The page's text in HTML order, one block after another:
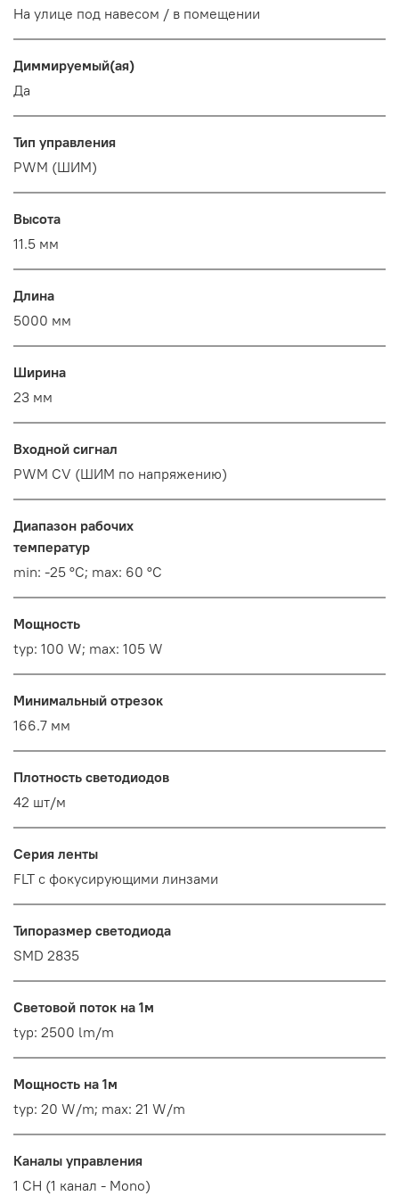
На улице под навесом / в помещении
Диммируемый(ая)
Да
Тип управления
PWM (ШИМ)
Высота
11.5 мм
Длина
5000 мм
Ширина
23 мм
Входной сигнал
PWM СV (ШИМ по напряжению)
Диапазон рабочих
температур
min: -25 °C; max: 60 °C
Мощность
typ: 100 W; max: 105 W
Минимальный отрезок
166.7 мм
Плотность светодиодов
42 шт/м
Серия ленты
FLT с фокусирующими линзами
Типоразмер светодиода
SMD 2835
Световой поток на 1м
typ: 2500 lm/m
Мощность на 1м
typ: 20 W/m; max: 21 W/m
Каналы управления
1 CH (1 канал - Mono)